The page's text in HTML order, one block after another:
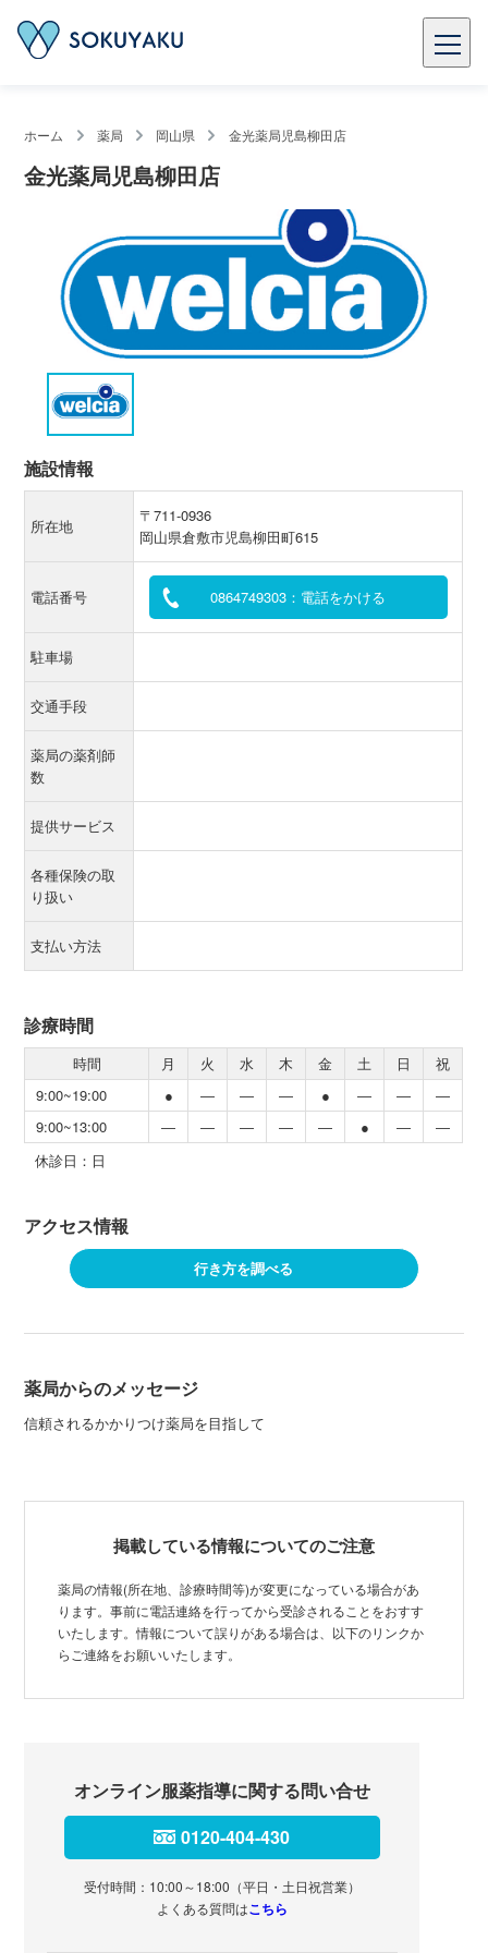
ホーム 薬局 岡山県 金光薬局児島柳田店
金光薬局児島柳田店
施設情報
所在地
〒711-0936
岡山県倉敷市児島柳田町615
電話番号 0864749303：電話をかける
駐車場
交通手段
薬局の薬剤師
数
提供サービス
各種保険の取
り扱い
支払い方法
診療時間
時間 月 火 水 木 金 土 日
祝
9:00~19:00
● ― ― ― ● ― ―
―
9:00~13:00
― ― ― ― ― ● ―
―
休診日：日
アクセス情報
行き方を調べる
薬局からのメッセージ
信頼されるかかりつけ薬局を目指して
掲載している情報についてのご注意
薬局の情報(所在地、診療時間等)が変更になっている場合があ
ります。事前に電話連絡を行ってから受診されることをおすす
いたします。情報について誤りがある場合は、以下のリンクか
らご連絡をお願いいたします。
オンライン服薬指導に関する問い合せ
0120-404-430
受付時間：10:00～18:00（平日・土日祝営業）
よくある質問はこちら